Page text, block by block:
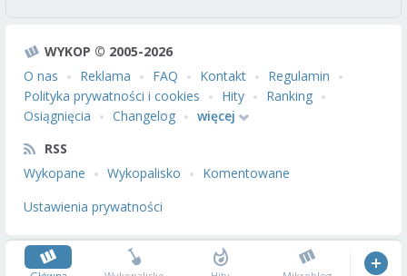
WYKOP © 2005-2026
O nas
Reklama FAQ Kontakt
Regulamin
Polityka prywatności i cookies
Hity
Ranking
Osiągnięcia
Changelog
więcej
RSS
Wykopane
Wykopalisko
Komentowane
Ustawienia prywatności